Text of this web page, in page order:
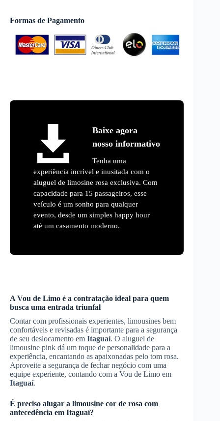
Formas de Pagamento
Baixe agora
nosso informativo
Tenha uma
experiência incrível e inusitada com o
aluguel de limosine rosa exclusiva. Com
capacidade para 15 passageiros, esse
veículo é um sonho para qualquer
evento, desde um simples happy hour
até um casamento moderno.
A Vou de Limo é a contratação ideal para quem
busca uma entrada triunfal
Contar com profissionais experientes, limousines bem
confortáveis e revisadas é importante para a segurança
de seu deslocamento em Itaguaí. O aluguel de
limousine pink dá um toque de personalidade para a
experiência, encantando as apaixonadas pelo tom rosa.
Aproveite a segurança de fechar negócio com uma
equipe experiente, contando com a Vou de Limo em
Itaguaí.
É preciso alugar a limousine cor de rosa com
antecedência em Itaguaí?